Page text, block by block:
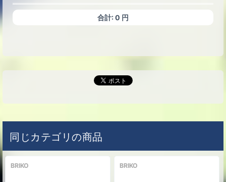
合計:0 円
同じカテゴリの商品
BRIKO BRIKO